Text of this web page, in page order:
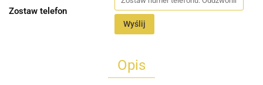
Zostaw telefon
Wyślij
Opis